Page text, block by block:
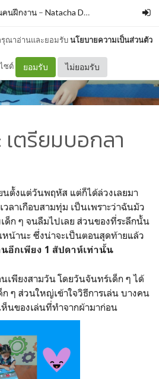
รุณาอ่านและยอมรับนโยบายความเป็นส่วนตัว
ซต์ ยอมรับ ไม่ยอมรับ
คนฝึกงาน – Natacha Dantakean
เตรียมบอกลา
นตั้งแต่วันพฤหัส แต่ก็ได้ล่วงเลยมา
ลาเกือบสามทุ่ม เป็นเพราะว่าฉันมัว
ด็ก ๆ จนลืมไปเลย ส่วนของที่ระลึกนั้น
หน้านะ ซึ่งน่าจะเป็นตอนสุดท้ายแล้ว
อีกเพียง 1 สัปดาห์เท่านั้น
เพียงสามวัน โดยวันจันทร์เด็ก ๆ ได้
ๆ ส่วนใหญ่เข้าใจวิธีการเล่น บางคน
ห็นของเล่นที่ทำจากผ้ามาก่อน